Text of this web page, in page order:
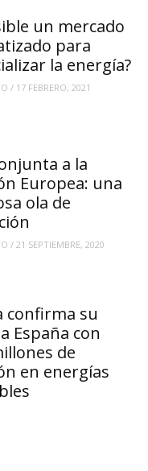
un mercado
para
la energía?
/ 17 FEBRERO, 2021
a la
Europea: una
ola de
/ 21 SEPTIEMBRE, 2020
confirma su
a España con
de
en energías